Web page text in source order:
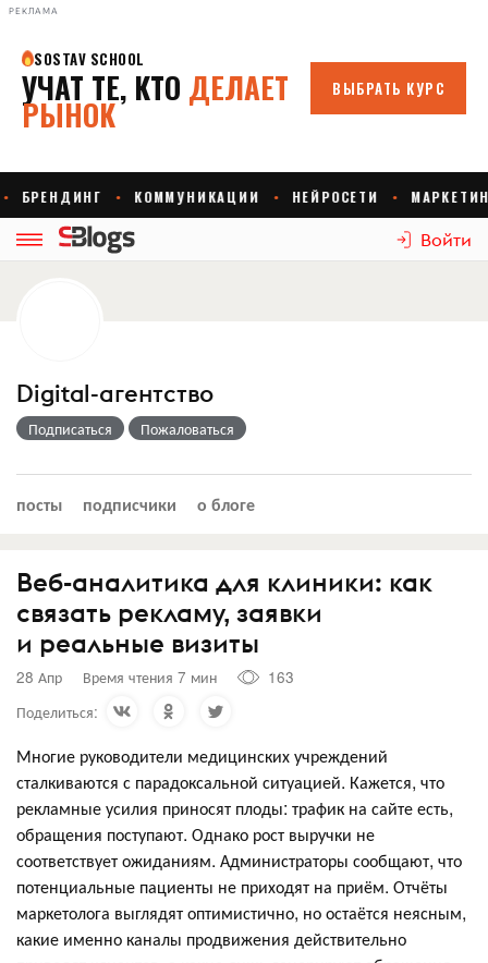
РЕКЛАМА
Войти
Digital-агентство
Подписаться Пожаловаться
посты подписчики о блоге
Веб-аналитика для клиники: как
связать рекламу, заявки
и реальные визиты
28 Апр Время чтения 7 мин
163
Поделиться:
Многие руководители медицинских учреждений
сталкиваются с парадоксальной ситуацией. Кажется, что
рекламные усилия приносят плоды: трафик на сайте есть,
обращения поступают. Однако рост выручки не
соответствует ожиданиям. Администраторы сообщают, что
потенциальные пациенты не приходят на приём. Отчёты
маркетолога выглядят оптимистично, но остаётся неясным,
какие именно каналы продвижения действительно